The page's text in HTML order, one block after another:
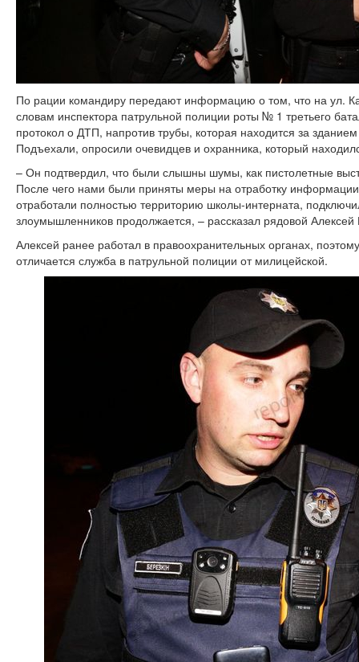
По рации командиру передают информацию о том, что на ул.
словам инспектора патрульной полиции роты № 1 третьего
протокол о ДТП, напротив трубы, которая находится за
Подъехали, опросили очевидцев и охранника, который
– Он подтвердил, что были слышны шумы, как пистолетные
После чего нами были приняты меры на отработку
отработали полностью территорию школы-интерната,
злоумышленников продолжается, – рассказал рядовой Алексей
Алексей ранее работал в правоохранительных органах,
отличается служба в патрульной полиции от милицейской.